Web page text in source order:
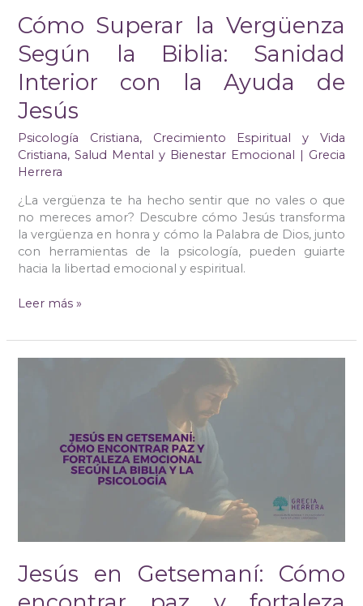
Cómo Superar la Vergüenza
Según la Biblia: Sanidad
Interior con la Ayuda de
Jesús
Psicología Cristiana, Crecimiento Espiritual y Vida
Cristiana,Salud Mental y Bienestar Emocional | Grecia
Herrera
¿La vergüenza te ha hecho sentir que no vales o que
no mereces amor? Descubre cómo Jesús transforma
la vergüenza en honra y cómo la Palabra de Dios, junto
con herramientas de la psicología, pueden guiarte
hacia la libertad emocional y espiritual.
de
Leer más »
Jesús en Getsemaní: Cómo
encontrar
y